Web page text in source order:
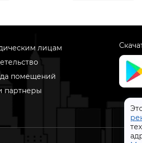
лицам
помещений
партнеры